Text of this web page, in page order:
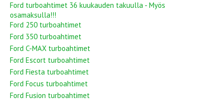
Ford turboahtimet 36 kuukauden takuulla - Myös
osamaksulla!!!
Ford 250 turboahtimet
Ford 350 turboahtimet
Ford C-MAX turboahtimet
Ford Escort turboahtimet
Ford Fiesta turboahtimet
Ford Focus turboahtimet
Ford Fusion turboahtimet